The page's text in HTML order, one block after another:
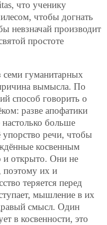
что ученику
чтобы догнать
невзначай производит
простоте
семи гуманитарных
вымысла. По
способ говорить о
разве апофатики
больше
упорство речи, чтобы
косвенным
и открыто. Они не
поэтому их и
теряется перед
мышление в их
смысл. Один
в косвенности, это